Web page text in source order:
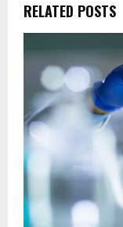
RELATED POSTS